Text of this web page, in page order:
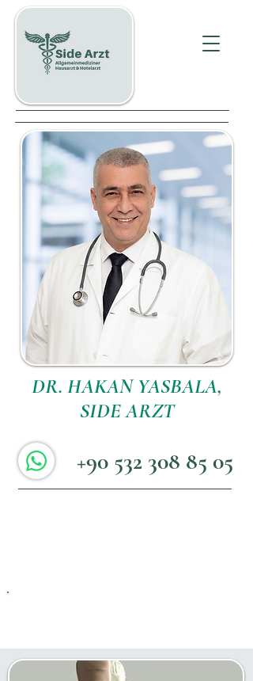
+90 532 308 85 05
DR. HAKAN YASBALA,
SIDE ARZT